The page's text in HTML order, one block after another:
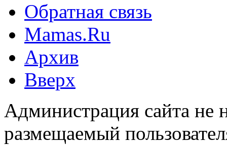
Обратная связь
Mamas.Ru
Архив
Вверх
Администрация сайта не
размещаемый